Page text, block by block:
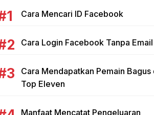
Cara Mencari ID Facebook
Cara Login Facebook Tanpa Email
Cara Mendapatkan Pemain Bagus
Top Eleven
Manfaat Mencatat Pengeluaran